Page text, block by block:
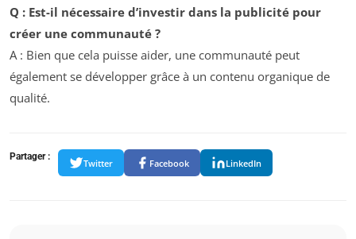
Q : Est-il nécessaire d’investir dans la publicité pour
créer une communauté ?
A : Bien que cela puisse aider, une communauté peut
également se développer grâce à un contenu organique de
qualité.
Partager :
Twitter Facebook LinkedIn